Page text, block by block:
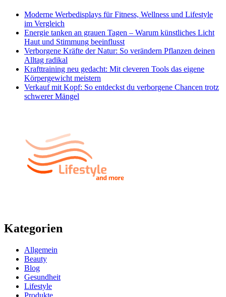
Moderne Werbedisplays für Fitness, Wellness und Lifestyle
im Vergleich
Energie tanken an grauen Tagen – Warum künstliches Licht
Haut und Stimmung beeinflusst
Verborgene Kräfte der Natur: So verändern Pflanzen deinen
Alltag radikal
Krafttraining neu gedacht: Mit cleveren Tools das eigene
Körpergewicht meistern
Verkauf mit Kopf: So entdeckst du verborgene Chancen trotz
schwerer Mängel
Kategorien
Allgemein
Beauty
Blog
Gesundheit
Lifestyle